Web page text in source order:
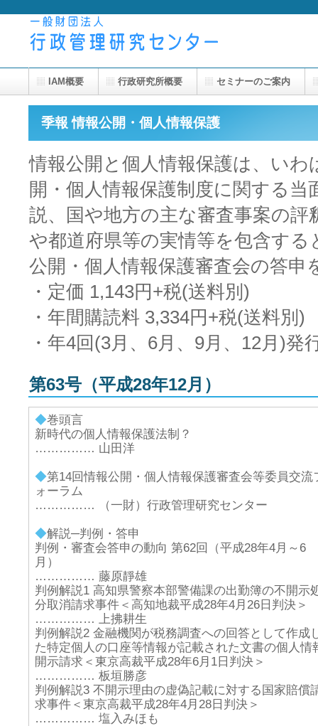
季報 情報公開・個人情報保護
情報公開と個人情報保護は、いわ
開・個人情報保護制度に関する当
説、国や地方の主な審査事案の評
や都道府県等の実情等を包含する
公開・個人情報保護審査会の答申
・定価 1,143円+税(送料別)
・年間購読料 3,334円+税(送料別)
・年4回(3月、6月、9月、12月)発
第63号（平成28年12月）
◆巻頭言
新時代の個人情報保護法制？
…………… 山田洋
◆第14回情報公開・個人情報保護審査会等委員交流
ォーラム
…………… （一財）行政管理研究センター
◆解説─判例・答申
判例・審査会答申の動向 第62回（平成28年4月～6
月）
…………… 藤原靜雄
判例解説1 高知県警察本部警備課の出勤簿の不開示
分取消請求事件＜高知地裁平成28年4月26日判決＞
…………… 上拂耕生
判例解説2 金融機関が税務調査への回答として作成
た特定個人の口座等情報が記載された文書の個人情
開示請求＜東京高裁平成28年6月1日判決＞
…………… 板垣勝彦
判例解説3 不開示理由の虚偽記載に対する国家賠償
求事件＜東京高裁平成28年4月28日判決＞
…………… 塩入みほも
IAM概要 行政研究所概要 セミナーのご案内